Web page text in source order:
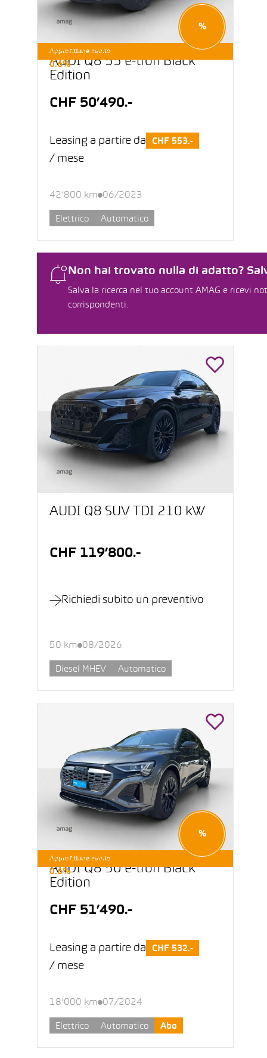
Non hai trovato nulla di adatto?
Salva la ricerca nel tuo account AMAG e ricevi
corrispondenti.
Approfittane subito
%
LEASING E-OCCASIONI DA
0.6%
AUDI Q8 55 e-tron Black
Edition
CHF 50’490.-
Leasing a partire da CHF 553.-
/ mese
42’800 km 06/2023
Elettrico Automatico
AUDI Q8 SUV TDI 210 kW
CHF 119’800.-
Richiedi subito un preventivo
50 km 08/2026
Diesel MHEV Automatico
Approfittane subito
%
LEASING E-OCCASIONI DA
0.6%
AUDI Q8 50 e-tron Black
Edition
CHF 51’490.-
Leasing a partire da CHF 532.-
/ mese
18’000 km 07/2024
Elettrico Automatico Abo